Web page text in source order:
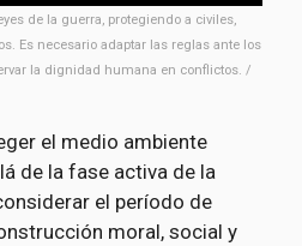
de la guerra, protegiendo a civiles,
Es necesario adaptar las reglas ante los
la dignidad humana en conflictos. /
el medio ambiente
de la fase activa de la
el período de
moral, social y